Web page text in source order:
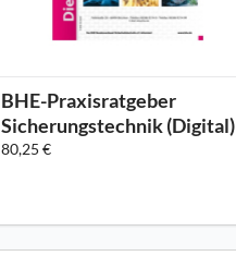
BHE-Praxisratgeber
Sicherungstechnik (Digital)
80,25 €